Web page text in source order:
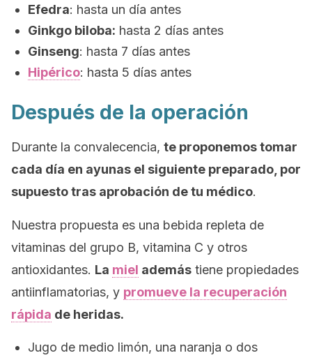
Efedra: hasta un día antes
Ginkgo biloba: hasta 2 días antes
Ginseng: hasta 7 días antes
Hipérico: hasta 5 días antes
Después de la operación
Durante la convalecencia, te proponemos tomar
cada día en ayunas el siguiente preparado, por
supuesto tras aprobación de tu médico.
Nuestra propuesta es una bebida repleta de
vitaminas del grupo B, vitamina C y otros
antioxidantes. La miel además tiene propiedades
antiinflamatorias, y promueve la recuperación
rápida de heridas.
Jugo de medio limón, una naranja o dos